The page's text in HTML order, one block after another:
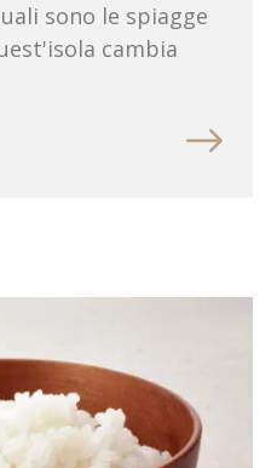
sono le spiagge
cambia